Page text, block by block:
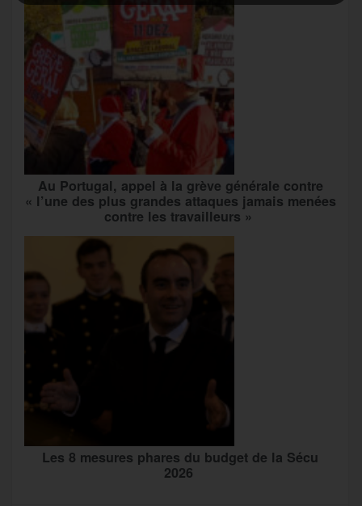
Au Portugal, appel à la grève générale contre
« l’une des plus grandes attaques jamais menées
contre les travailleurs »
Les 8 mesures phares du budget de la Sécu
2026